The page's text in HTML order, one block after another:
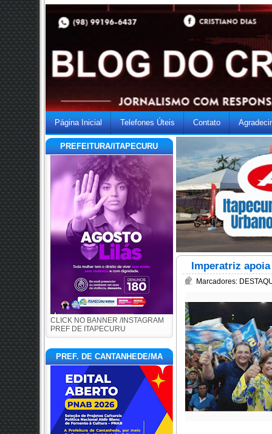
Página Inicial Telefones Úteis Contato
PREFEITURA/ITAPECURU
CLICK NO BANNER /INSTAGRAM
PREF DE ITAPECURU
PREF. DE CANTANHEDE/MA
Imperatriz
Marcadores: